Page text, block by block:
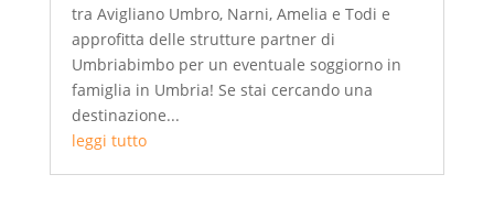
tra Avigliano Umbro, Narni, Amelia e Todi e
approfitta delle strutture partner di
Umbriabimbo per un eventuale soggiorno in
famiglia in Umbria! Se stai cercando una
destinazione...
leggi tutto